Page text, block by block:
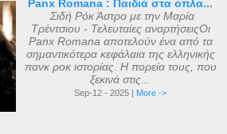
Panx Romana : Παιδιά στα όπλα...
Σιδή Ρόκ Άστρο με την Μαρία
Τρέντσιου - Τελευταίες αναρτήσειςΟι
Panx Romana αποτελούν ένα από τα
σημαντικότερα κεφάλαια της ελληνικής
πανκ ροκ ιστορίας. Η πορεία τους, που
ξεκινά στις...
Sep-12 - 2025 | More ->